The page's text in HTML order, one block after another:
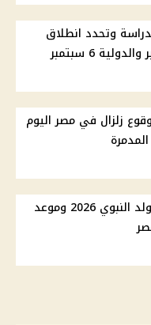
وتحدد انطلاق
زلزال في مصر اليوم
موقف ترحيل إجازة المولد النبوي 2026 وموعد